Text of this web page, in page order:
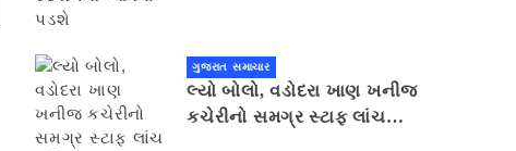
ગુજરાત સમાચાર
લ્યો બોલો, વડોદરા ખાણ ખનીજ
કચેરીનો સમગ્ર સ્ટાફ લાંચ